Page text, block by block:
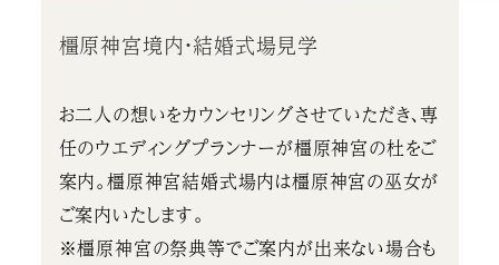
橿原神宮境内・結婚式場見学
お二人の想いをカウンセリングさせていただき、専
任のウエディングプランナーが橿原神宮の杜をご
案内。橿原神宮結婚式場内は橿原神宮の巫女が
ご案内いたします。
※橿原神宮の祭典等でご案内が出来ない場合も